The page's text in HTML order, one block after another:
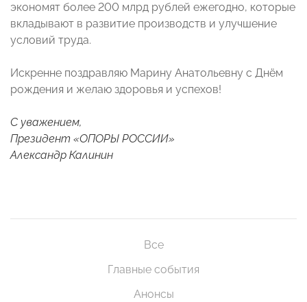
экономят более 200 млрд рублей ежегодно, которые
вкладывают в развитие производств и улучшение
условий труда.
Искренне поздравляю Марину Анатольевну с Днём
рождения и желаю здоровья и успехов!
С уважением,
Президент «ОПОРЫ РОССИИ»
Александр Калинин
Все
Главные события
Анонсы